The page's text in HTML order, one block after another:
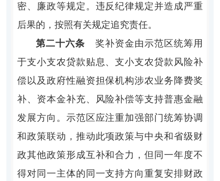
密、廉政等规定。违反纪律规定并造成严重
后果的，按照有关规定追究责任。
第二十六条
奖补资金由示范区统筹用
于支小支农贷款贴息、支小支农贷款风险补
偿以及政府性融资担保机构涉农业务降费奖
补、资本金补充、风险补偿等支持普惠金融
发展方向。示范区应注重加强部门统筹协调
和政策联动，推动此项政策与中央和省级财
政其他政策形成互补和合力，但同一年度不
得对同一主体的同一支持方向重复安排财政